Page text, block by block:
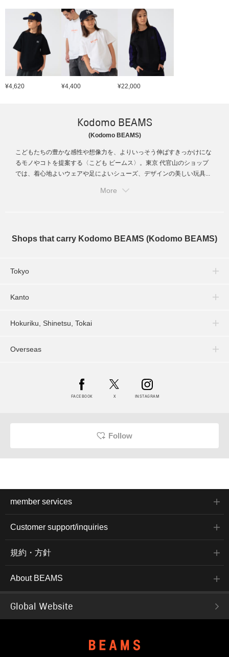
¥4,620 ¥4,400 ¥22,000
Kodomo BEAMS
(Kodomo BEAMS)
こどもたちの豊かな感性や想像力を、よりいっそう伸ばすきっかけにな
るモノやコトを提案する〈こども ビームス〉。東京 代官山のショップ
では、着心地よいウェアや足によいシューズ、デザインの美しい玩具...
More
Shops that carry Kodomo BEAMS (Kodomo BEAMS)
Tokyo
Kanto
Hokuriku, Shinetsu, Tokai
Overseas
FACEBOOK X INSTAGRAM
Follow
member services
Customer support/inquiries
規約・方針
About BEAMS
Global Website